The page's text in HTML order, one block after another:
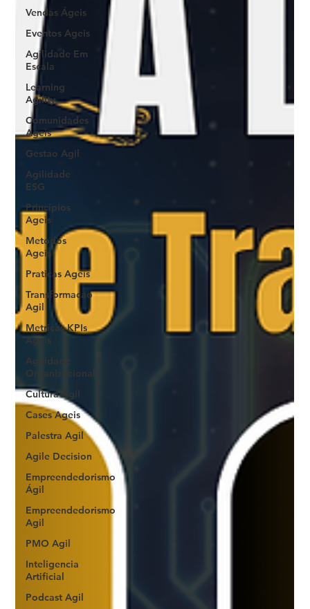
Vendas Ágeis
Eventos Ageis
Agilidade Em
Escala
Learning
Agility
Comunidades
Ageis
Gestao Agil
Agilidade
ESG
Principios
Ageis
Metodos
Ageis
Praticas Ageis
Transformacao
Agil
Metricas KPIs
Ageis
Agilidade
Organizacional
Cultura Agil
Cases Ageis
Palestra Agil
Agile Decision
Empreendedorismo
Ágil
Empreendedorismo
Agil
PMO Agil
Inteligencia
Artificial
Podcast Agil